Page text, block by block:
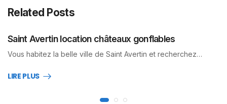
Related Posts
Saint Avertin location châteaux gonflables
Vous habitez la belle ville de Saint Avertin et recherchez…
LIRE PLUS